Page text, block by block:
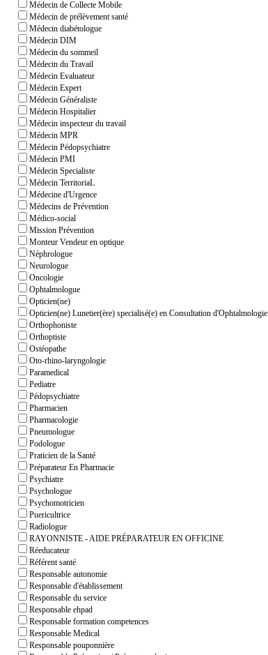
Médecin de Collecte Mobile
Médecin de prélèvement santé
Médecin diabétologue
Médecin DIM
Médecin du sommeil
Médecin du Travail
Médecin Evaluateur
Médecin Expert
Médecin Généraliste
Médecin Hospitalier
Médecin inspecteur du travail
Médecin MPR
Médecin Pédopsychiatre
Médecin PMI
Médecin Specialiste
Médecin TerritoriaL
Médecine d'Urgence
Médecins de Prévention
Médico-social
Mission Prévention
Monteur Vendeur en optique
Néphrologue
Neurologue
Oncologie
Ophtalmologue
Opticien(ne)
Opticien(ne) Lunetier(ère) specialisé(e) en Consultation d'Ophtalmologie
Orthophoniste
Orthoptiste
Ostéopathe
Oto-rhino-laryngologie
Paramedical
Pediatre
Pédopsychiatre
Pharmacien
Pharmacologie
Pneumologue
Podologue
Praticien de la Santé
Préparateur En Pharmacie
Psychiatre
Psychologue
Psychomotricien
Puericultrice
Radiologue
RAYONNISTE - AIDE PRÉPARATEUR EN OFFICINE
Réeducateur
Référent santé
Responsable autonomie
Responsable d'établissement
Responsable du service
Responsable ehpad
Responsable formation competences
Responsable Medical
Responsable pouponnière